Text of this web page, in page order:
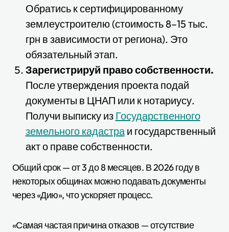
Обратись к сертифицированному
землеустроителю (стоимость 8–15 тыс.
грн в зависимости от региона). Это
обязательный этап.
Зарегистрируй право собственности.
После утверждения проекта подай
документы в ЦНАП или к нотариусу.
Получи выписку из Государственного
земельного кадастраи государственный
акт о праве собственности.
Общий срок — от 3 до 8 месяцев. В 2026 году в
некоторых общинах можно подавать документы
через «Дию», что ускоряет процесс.
«Самая частая причина отказов — отсутствие